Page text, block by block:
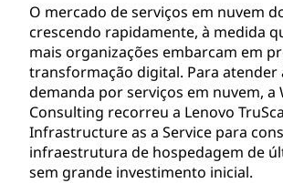
O mercado de serviços em nuvem
crescendo rapidamente, à medida
mais organizações embarcam em
transformação digital. Para atender
demanda por serviços em nuvem, a
Consulting recorreu a Lenovo
Infrastructure as a Service para
infraestrutura de hospedagem de
sem grande investimento inicial.